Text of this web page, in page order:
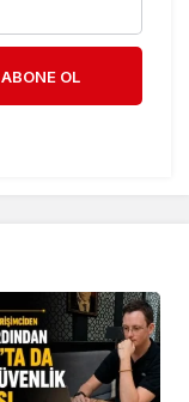
ABONE OL